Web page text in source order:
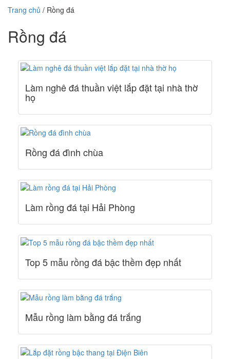
Trang chủ / Rồng đá
Rồng đá
Làm nghê đá thuần việt lắp đặt tại nhà thờ
họ
Rồng đá đình chùa
Làm rồng đá tại Hải Phòng
Top 5 mẫu rồng đá bậc thềm đẹp nhất
Mẫu rồng làm bằng đá trắng